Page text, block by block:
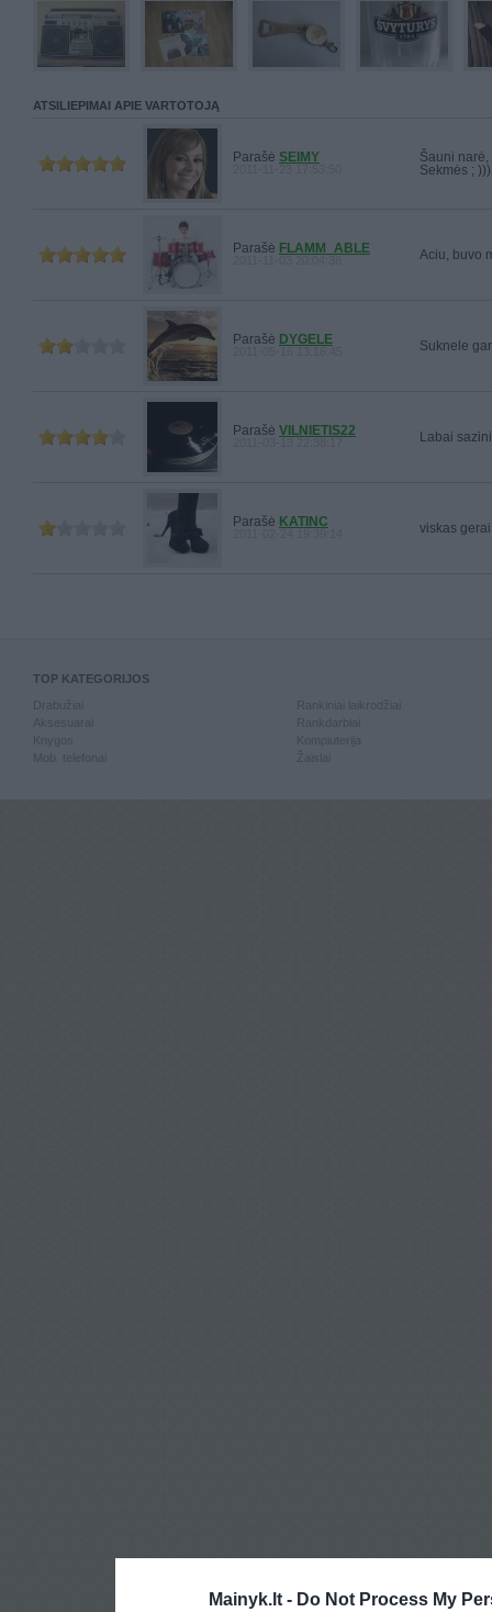
Mainyk.lt - Do Not Process My
ATSILIEPIMAI APIE VARTOTOJĄ
Parašė SEIMY
Šauni
Sekmės ; )))
Parašė FLAMM_ABLE Aciu, buvo
Parašė DYGELE Suknele
Parašė VILNIETIS22 Labai
Parašė KATINC viskas
TOP KATEGORIJOS
Knygos
Mob. telefonai
Kompiuterija
Žaislai